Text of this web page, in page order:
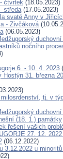
čtvrtek (18.05.2023)
středa(17.05.2023)
svaté Anny v
- Zivčáková
(06.05.2023)
nočního
6. - 10. 4. 2023
31. března
tj. v
(18. 1.) památky
řešení vašich
27. 12.
(06.12.2022)
3.12.2022 u